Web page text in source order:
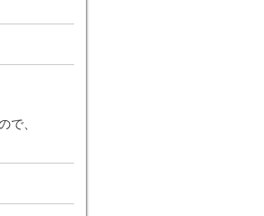
で、